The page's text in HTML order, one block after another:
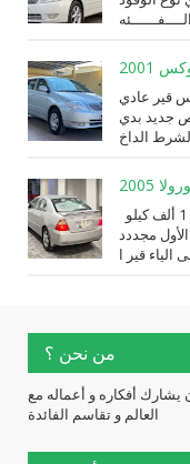
2001
) كورولا موديل 2001 بوكس قير عادي
وفحص جديد بدي
2005
الأول مجددد
من نحن ؟
أفكاره و أعماله مع
العالم و تقاسم الفائدة